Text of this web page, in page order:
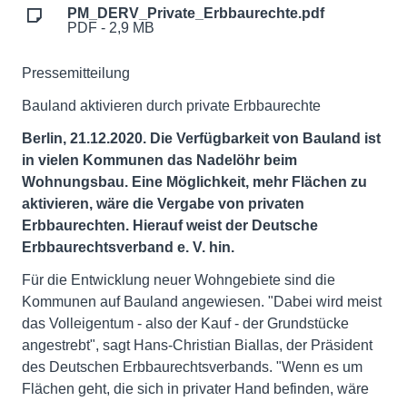
PM_DERV_Private_Erbbaurechte.pdf
PDF - 2,9 MB
Pressemitteilung
Bauland aktivieren durch private Erbbaurechte
Berlin, 21.12.2020. Die Verfügbarkeit von Bauland ist
in vielen Kommunen das Nadelöhr beim
Wohnungsbau. Eine Möglichkeit, mehr Flächen zu
aktivieren, wäre die Vergabe von privaten
Erbbaurechten. Hierauf weist der Deutsche
Erbbaurechtsverband e. V. hin.
Für die Entwicklung neuer Wohngebiete sind die
Kommunen auf Bauland angewiesen. "Dabei wird meist
das Volleigentum - also der Kauf - der Grundstücke
angestrebt", sagt Hans-Christian Biallas, der Präsident
des Deutschen Erbbaurechtsverbands. "Wenn es um
Flächen geht, die sich in privater Hand befinden, wäre